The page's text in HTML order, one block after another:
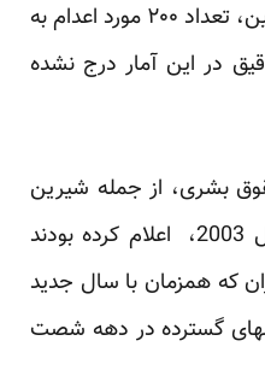
ایران اعدام شدند و علاوه بر این، تعداد ۲۰۰ مورد اعدام به
در این آمار درج نشده
بشری، از جمله شیرین
عبادی، برنده جایزه صلح نوبل 2003، اعلام کرده بودند
که همزمان با سال جدید
گسترده در دهه شصت